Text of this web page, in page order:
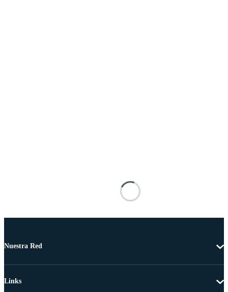
Nuestra Red
Links